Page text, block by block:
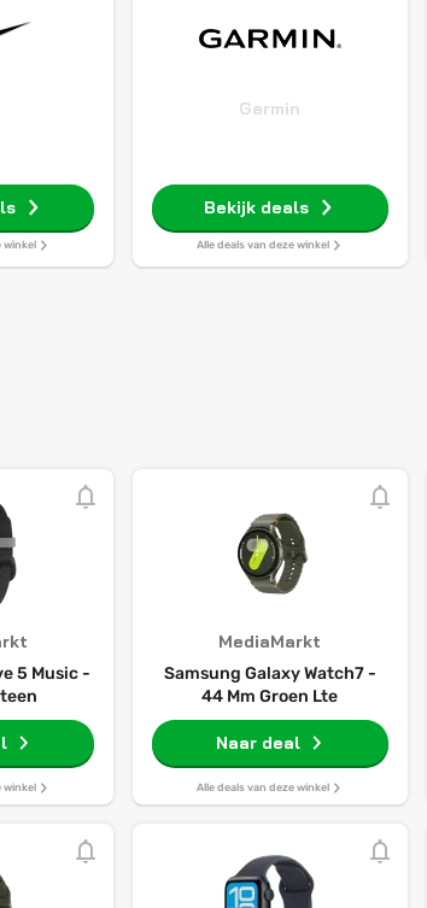
winkel
Garmin
Bekijk deals
Alle deals van deze winkel
5 Music -
winkel
MediaMarkt
Samsung Galaxy Watch7 -
44 Mm Groen Lte
Naar deal
Alle deals van deze winkel